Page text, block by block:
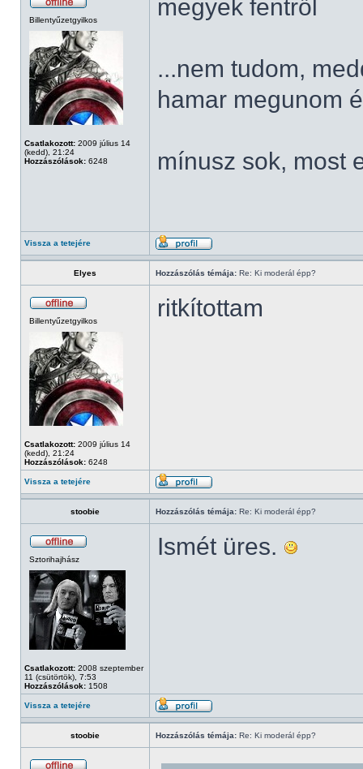
Billentyűzetgyilkos
Csatlakozott: 2009 július 14
(kedd), 21:24
Hozzászólások: 6248
megyek fentről
...nem tudom,
hamar megunom
mínusz sok, most
Vissza a tetejére
Elyes Hozzászólás témája: Re: Ki moderál épp?
Billentyűzetgyilkos
Csatlakozott: 2009 július 14
(kedd), 21:24
Hozzászólások: 6248
ritkítottam
Vissza a tetejére
stoobie Hozzászólás témája: Re: Ki moderál épp?
Sztorihajhász
Csatlakozott: 2008 szeptember
11 (csütörtök), 7:53
Hozzászólások: 1508
Ismét üres.
Vissza a tetejére
stoobie Hozzászólás témája: Re: Ki moderál épp?